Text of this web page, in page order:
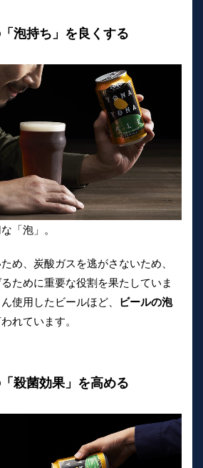
泡持ち」を良くする
「泡」。
め、炭酸ガスを逃がさないため、
ために重要な役割を果たしていま
使用したビールほど、
ビールの泡
れています。
殺菌効果」を高める